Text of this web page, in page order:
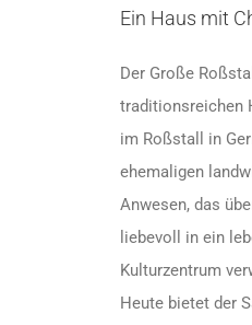
Ein Haus mit
Der Große
traditionsreichen
im Roßstall in
ehemaligen
Anwesen, das
liebevoll in ein
Kulturzentrum
Heute bietet der